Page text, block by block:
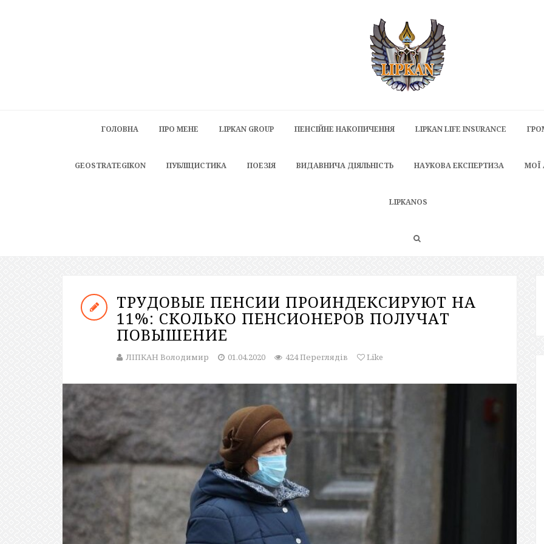
ГОЛОВНА ПРО МЕНЕ LIPKAN GROUP ПЕНСІЙНЕ НАКОПИЧЕННЯ LIPKAN LIFE INSURANCE
GEOSTRATEGIKON ПУБЛІЦИСТИКА ПОЕЗІЯ ВИДАВНИЧА ДІЯЛЬНІСТЬ НАУКОВА ЕКСПЕРТИЗА МОЇ
LIPKANOS
ТРУДОВЫЕ ПЕНСИИ ПРОИНДЕКСИРУЮТ НА
11%: СКОЛЬКО ПЕНСИОНЕРОВ ПОЛУЧАТ
ПОВЫШЕНИЕ
ЛІПКАН Володимир 01.04.2020 424 Переглядів Like